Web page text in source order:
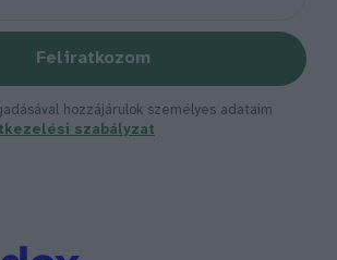
Feliratkozom
hozzájárulok személyes adataim
szabályzat